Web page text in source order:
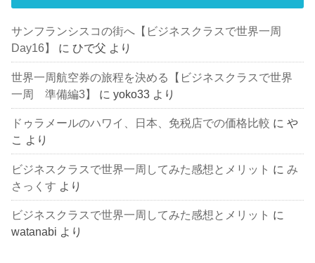
サンフランシスコの街へ【ビジネスクラスで世界一周
Day16】
に ひで父 より
世界一周航空券の旅程を決める【ビジネスクラスで世界
一周 準備編3】
にyoko33 より
ドゥラメールのハワイ、日本、免税店での価格比較 にや
こ より
ビジネスクラスで世界一周してみた感想とメリット に み
さっくす より
ビジネスクラスで世界一周してみた感想とメリット に
watanabi より